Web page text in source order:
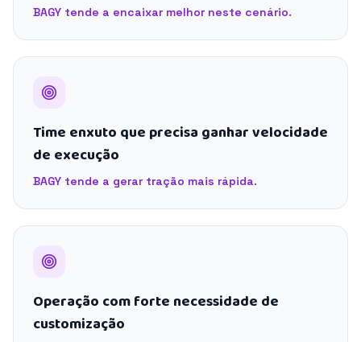
BAGY tende a encaixar melhor neste cenário.
Time enxuto que precisa ganhar velocidade
de execução
BAGY tende a gerar tração mais rápida.
Operação com forte necessidade de
customização